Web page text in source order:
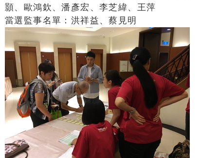
顥、歐鴻欽、潘彥宏、李芝緯、王萍
當選監事名單： 洪祥益、蔡見明